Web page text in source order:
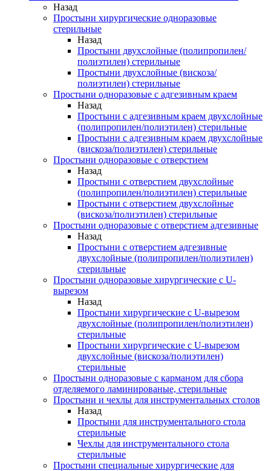
Назад
Простыни хирургические одноразовые
стерильные
Назад
Простыни двухслойные (полипропилен/
полиэтилен) стерильные
Простыни двухслойные (вискоза/
полиэтилен) стерильные
Простыни одноразовые с адгезивным краем
Назад
Простыни с адгезивным краем двухслойные
(полипропилен/полиэтилен) стерильные
Простыни с адгезивным краем двухслойные
(вискоза/полиэтилен) стерильные
Простыни одноразовые с отверстием
Назад
Простыни с отверстием двухслойные
(полипропилен/полиэтилен) стерильные
Простыни с отверстием двухслойные
(вискоза/полиэтилен) стерильные
Простыни одноразовые с отверстием адгезивные
Назад
Простыни с отверстием адгезивные
двухслойные (полипропилен/полиэтилен)
стерильные
Простыни одноразовые хирургические с U-
вырезом
Назад
Простыни хирургические с U-вырезом
двухслойные (полипропилен/полиэтилен)
стерильные
Простыни хирургические с U-вырезом
двухслойные (вискоза/полиэтилен)
стерильные
Простыни одноразовые с карманом для сбора
отделяемого ламинированые, стерильные
Простыни и чехлы для инструментальных столов
Назад
Простыни для инструментального стола
стерильные
Чехлы для инструментального стола
стерильные
Простыни специальные хирургические для